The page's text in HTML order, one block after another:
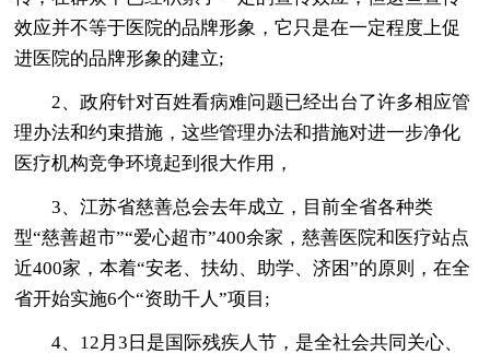
效应并不等于医院的品牌形象，它只是在一定程度上促
进医院的品牌形象的建立;
2、政府针对百姓看病难问题已经出台了许多相应管
理办法和约束措施，这些管理办法和措施对进一步净化
医疗机构竞争环境起到很大作用，
3、江苏省慈善总会去年成立，目前全省各种类
型“慈善超市”“爱心超市”400余家，慈善医院和医疗站点
近400家，本着“安老、扶幼、助学、济困”的原则，在全
省开始实施6个“资助千人”项目;
4、12月3日是国际残疾人节，是全社会共同关心、